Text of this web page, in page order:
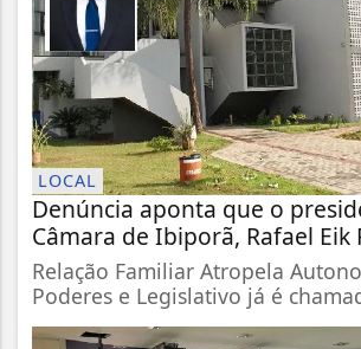
LOCAL
Denúncia aponta que o
Câmara de Ibiporã, Rafael Eik
Relação Familiar Atropela
Poderes e Legislativo já é